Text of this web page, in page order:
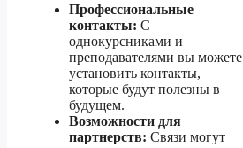
Профессиональные
контакты: С
однокурсниками и
преподавателями вы можете
установить контакты,
которые будут полезны в
будущем.
Возможности для
партнерств: Связи могут